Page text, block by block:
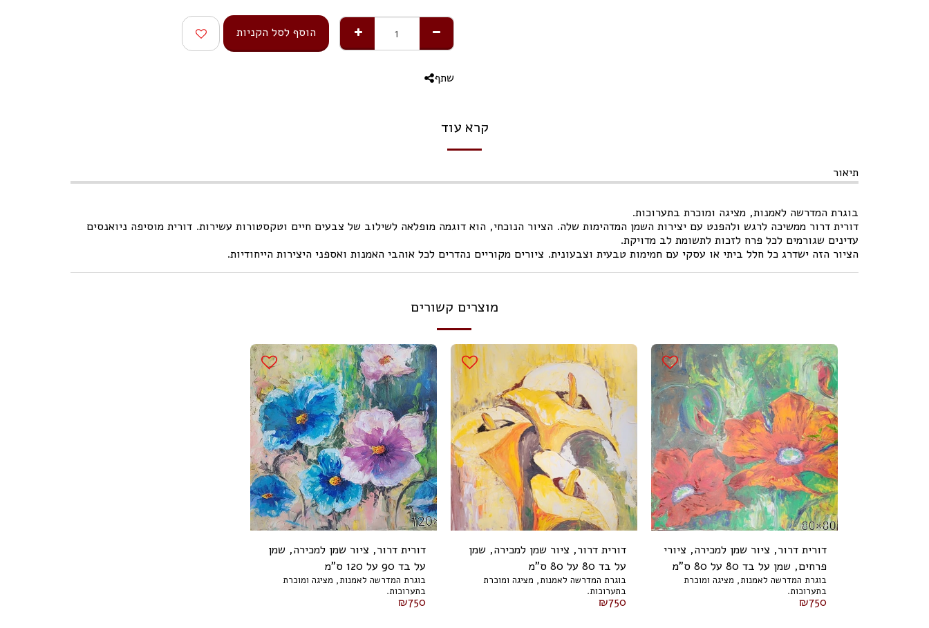
הוסף לסל הקניות
שתף
קרא עוד
תיאור
בוגרת המדרשה לאמנות, מציגה ומוכרת בתערוכות.
דורית דרור ממשיכה לרגש ולהפנט עם יצירות השמן המדהימות שלה. הציור הנוכחי, הוא דוגמה מופלאה לשילוב של צבעים חיים וטקסטורות עשירות. דורית מוסיפה ניואנסים
עדינים שגורמים לכל פרח לזכות לתשומת לב מדויקת.
הציור הזה ישדרג כל חלל ביתי או עסקי עם חמימות טבעית וצבעונית. ציורים מקוריים נהדרים לכל אוהבי האמנות ואספני היצירות הייחודיות.
מוצרים קשורים
דורית דרור, ציור שמן למכירה, ציורי
פרחים, שמן על בד 80 על 80 ס"מ
בוגרת המדרשה לאמנות, מציגה ומוכרת
בתערוכות.
₪750
דורית דרור, ציור שמן למכירה, שמן
על בד 80 על 80 ס"מ
בוגרת המדרשה לאמנות, מציגה ומוכרת
בתערוכות.
₪750
דורית דרור, ציור שמן למכירה, שמן
על בד 90 על 120 ס"מ
בוגרת המדרשה לאמנות, מציגה ומוכרת
בתערוכות.
₪750